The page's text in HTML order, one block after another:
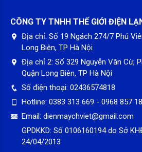
– Chất liệu thân tủ làm từ tôn sơn tĩnh
bền bỉ với thời gian.
– Chất liệu lòng tủ từ nhôm sơn tĩnh
mặt nhẵn bóng, dễ lau chùi, giữ cho
– Cửa tủ với chất liệu kính cường lực
E hạn chế quá trình trao đổi nhiệt giữa
tủ, ngăn chặn được sự thất thoát
CÔNG TY TNHH THẾ GIỚI ĐIỆN
Địa chỉ: Số 19 Ngách 274/7 Phú
Long Biên, TP Hà Nội
Địa chỉ 2: Số 329 Nguyễn Văn Cừ,
Quận Long Biên, TP Hà Nội
Số điện thoại: 02436574818
Hotline: 0383 313 669 - 0968 857
Email: dienmaychviet@gmail.com
GPDKKD: Số 0106160194 do Sở
24/04/2013